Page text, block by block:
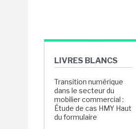
LIVRES BLANCS
Transition numérique
dans le secteur du
mobilier commercial :
Étude de cas HMY Haut
du formulaire